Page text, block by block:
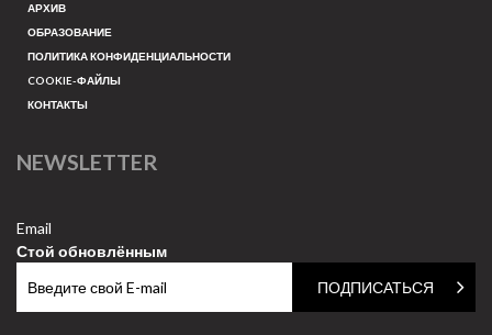
АРХИВ
ОБРАЗОВАНИЕ
ПОЛИТИКА КОНФИДЕНЦИАЛЬНОСТИ
COOKIE-ФАЙЛЫ
КОНТАКТЫ
NEWSLETTER
Email
Стой обновлённым